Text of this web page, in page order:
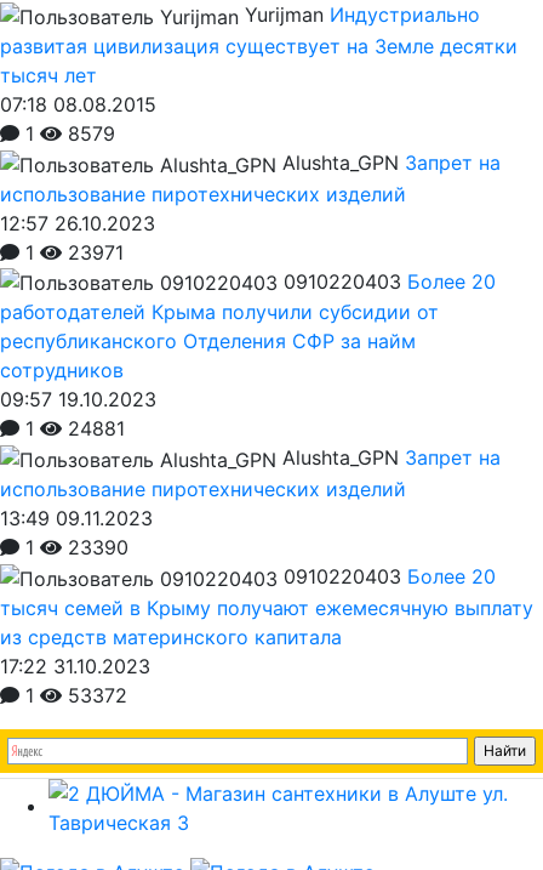
Yurijman Индустриально
развитая цивилизация существует на Земле десятки
тысяч лет
07:18 08.08.2015
1
8579
Alushta_GPN Запрет на
использование пиротехнических изделий
12:57 26.10.2023
1
23971
0910220403 Более 20
работодателей Крыма получили субсидии от
республиканского Отделения СФР за найм
сотрудников
09:57 19.10.2023
1
24881
Alushta_GPN Запрет на
использование пиротехнических изделий
13:49 09.11.2023
1
23390
0910220403 Более 20
тысяч семей в Крыму получают ежемесячную выплату
из средств материнского капитала
17:22 31.10.2023
1
53372